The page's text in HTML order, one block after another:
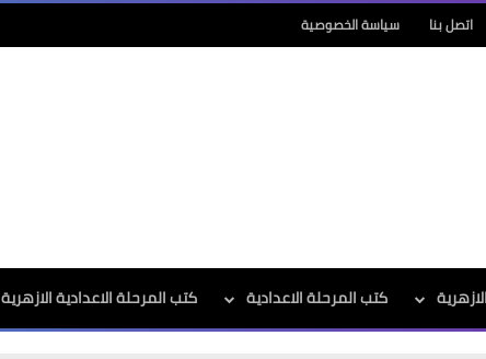
اتصل بنا سياسة الخصوصية
كتب المرحلة الاعدادية كتب المرحلة الاعدادية الازهرية